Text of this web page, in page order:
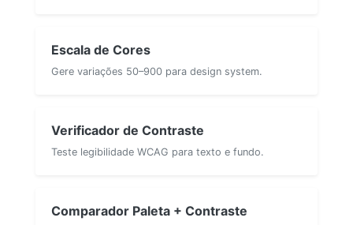
Escala de Cores
Gere variações 50–900 para design system.
Verificador de Contraste
Teste legibilidade WCAG para texto e fundo.
Comparador Paleta + Contraste